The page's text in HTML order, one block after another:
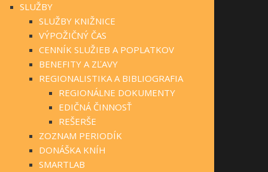
SLUŽBY
SLUŽBY KNIŽNICE
VÝPOŽIČNÝ ČAS
CENNÍK SLUŽIEB A POPLATKOV
BENEFITY A ZĽAVY
REGIONALISTIKA A BIBLIOGRAFIA
REGIONÁLNE DOKUMENTY
EDIČNÁ ČINNOSŤ
REŠERŠE
ZOZNAM PERIODÍK
DONÁŠKA KNÍH
SMARTLAB